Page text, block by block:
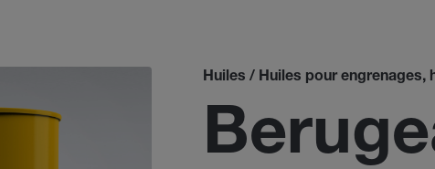
Huiles / Huiles pour engrenages,